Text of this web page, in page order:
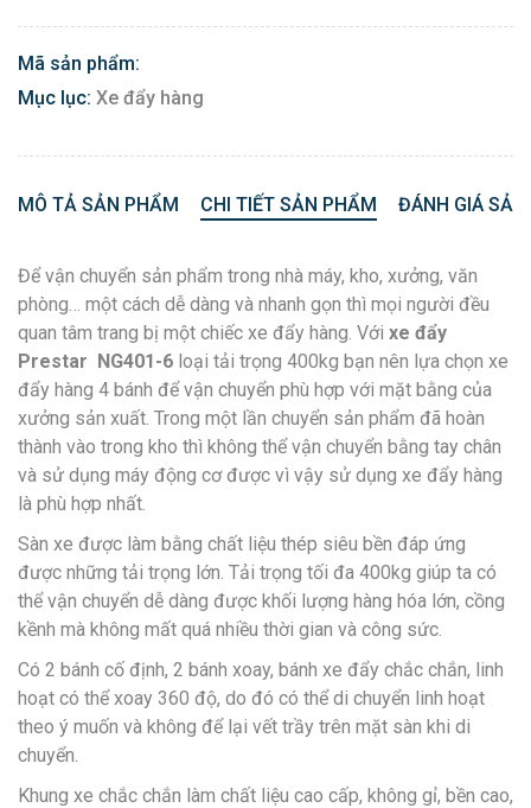
Mã sản phẩm:
Mục lục: Xe đẩy hàng
MÔ TẢ SẢN PHẨM CHI TIẾT SẢN PHẨM ĐÁNH GIÁ
Để vận chuyển sản phẩm trong nhà máy, kho, xưởng, văn
phòng… một cách dễ dàng và nhanh gọn thì mọi người đều
quan tâm trang bị một chiếc xe đẩy hàng. Với xe đẩy
Prestar NG401-6 loại tải trọng 400kg bạn nên lựa chọn xe
đẩy hàng 4 bánh để vận chuyển phù hợp với mặt bằng của
xưởng sản xuất. Trong một lần chuyển sản phẩm đã hoàn
thành vào trong kho thì không thể vận chuyển bằng tay chân
và sử dụng máy động cơ được vì vậy sử dụng xe đẩy hàng
là phù hợp nhất.
Sàn xe được làm bằng chất liệu thép siêu bền đáp ứng
được những tải trọng lớn. Tải trọng tối đa 400kg giúp ta có
thể vận chuyển dễ dàng được khối lượng hàng hóa lớn, cồng
kềnh mà không mất quá nhiều thời gian và công sức.
Có 2 bánh cố định, 2 bánh xoay, bánh xe đẩy chắc chắn, linh
hoạt có thể xoay 360 độ, do đó có thể di chuyển linh hoạt
theo ý muốn và không để lại vết trầy trên mặt sàn khi di
chuyển.
Khung xe chắc chắn làm chất liệu cao cấp, không gỉ, bền cao,